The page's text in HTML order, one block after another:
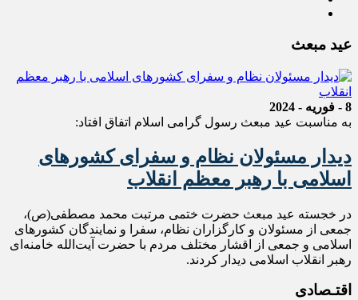
عید مبعث
8 - فوریه - 2024
به مناسبت عید مبعث رسول گرامی اسلام اتفاق افتاد:
دیدار مسئولان نظام و سفرای کشورهای
اسلامی با رهبر معظم انقلاب
در خجسته عید مبعث حضرت ختمی مرتبت محمد مصطفی(ص)،
جمعی از مسئولان و کارگزاران نظام، سفرا و نمایندگان کشورهای
اسلامی و جمعی از اقشار مختلف مردم با حضرت آیت‌الله خامنه‌ای
رهبر انقلاب اسلامی دیدار کردند.
اقتـصادی